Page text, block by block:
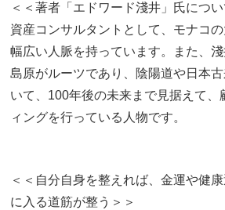
＜＜著者「エドワード淺井」氏につい
資産コンサルタントとして、モナコ
幅広い人脈を持っています。また、
島原がルーツであり、陰陽道や日本
いて、100年後の未来まで見据えて、
ィングを行っている人物です。
＜＜自分自身を整えれば、金運や健
に入る道筋が整う＞＞